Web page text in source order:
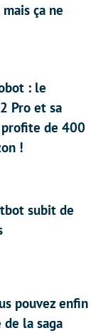
ça ne
: le
Pro et sa
de 400
!
subit de
pouvez enfin
la saga